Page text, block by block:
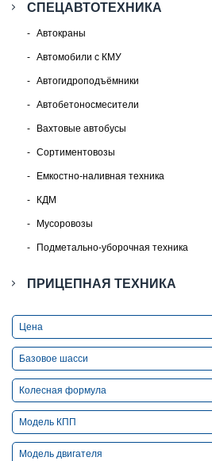
СПЕЦАВТОТЕХНИКА
Автокраны
Автомобили с КМУ
Автогидроподъёмники
Автобетоносмесители
Вахтовые автобусы
Сортиментовозы
Емкостно-наливная техника
КДМ
Мусоровозы
Подметально-уборочная техника
ПРИЦЕПНАЯ ТЕХНИКА
Цена
Базовое шасси
Колесная формула
Модель КПП
Модель двигателя